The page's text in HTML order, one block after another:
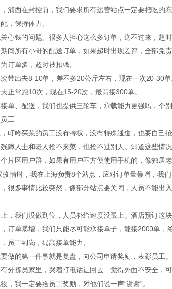
浦西在封控前，我们要求所有运营站点一定要把吃的
，保持体力。
心钱的问题。很多人担心这么多订单，送不过来，超
间所有小哥的配送订单，如果超时出现差评，全部免
订单多，超时被扣钱。
带出去8-10单，差不多20公斤左右，现在一次20-30
正常跑10次，现在15-20次，最高接300单。
单、配送，我们也提供三轮车，承载能力更强吗，个
工
叮咚买菜的员工没有特权，没有特殊通道，也要自己抢
障人士和老人抢不来菜，也抢不过别人。知道这些情
片区用户群，如果有用户不方便使用手机的，像独居
疫情时，我在上海负责8个站点，应对订单量暴增，我
很多事情比较突然，像部分站点要关闭，人员不能出
，我们没做到位，人员补给速度没跟上。酒店预订这
订单暴增，我们只能尽可能承接单子，能接2000单，
员工到岗，提高接单能力。
做的第一件事就是复盘，向公司申请奖励，表彰员工。
分拣员家里，哭着打电话让回去，觉得外面不安全，
，我一定要给员工奖励，对他们说一声“谢谢”。